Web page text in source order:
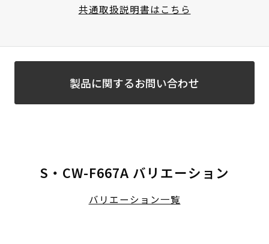
共通取扱説明書はこちら
製品に関するお問い合わせ
S・CW-F667A バリエーション
バリエーション一覧